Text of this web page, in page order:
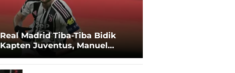
Real Madrid Tiba-Tiba Bidik
Kapten Juventus, Manuel